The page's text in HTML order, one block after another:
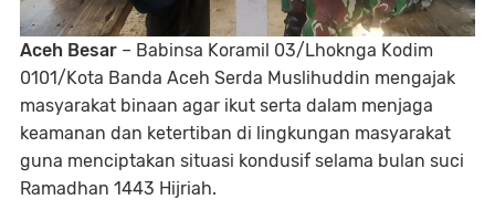
Aceh Besar – Babinsa Koramil 03/Lhoknga Kodim
0101/Kota Banda Aceh Serda Muslihuddin mengajak
masyarakat binaan agar ikut serta dalam menjaga
keamanan dan ketertiban di lingkungan masyarakat
guna menciptakan situasi kondusif selama bulan suci
Ramadhan 1443 Hijriah.